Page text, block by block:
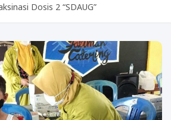
Dosis 2 “SDAUG”